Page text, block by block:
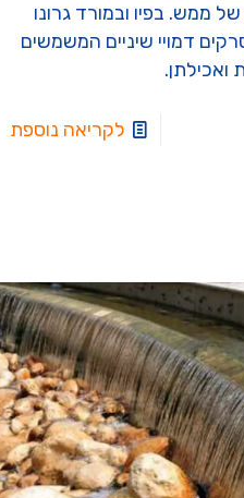
של ממש. בפיו ובמורד גרונו
דמויי שיניים המשמשים
ואכילתן.
לקריאה נוספת